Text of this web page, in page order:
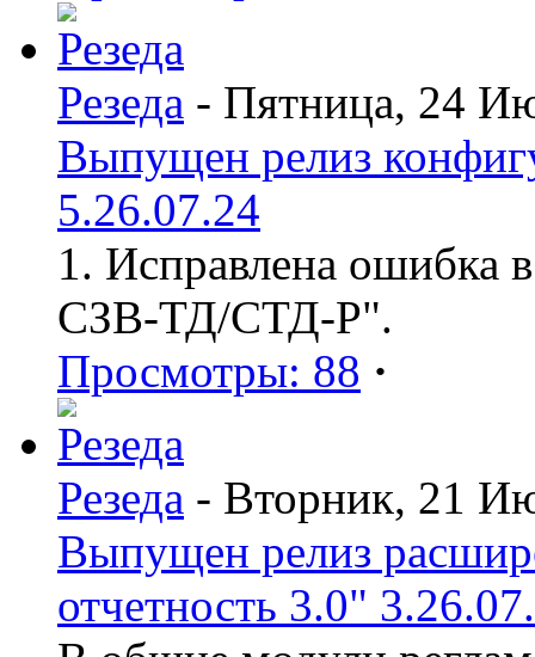
Резеда - Пятница, 24
Выпущен релиз
5.26.07.24
1. Исправлена ошибка
СЗВ-ТД/СТД-Р".
Просмотры: 88 ·
Резеда - Вторник, 21
Выпущен релиз
отчетность 3.0"